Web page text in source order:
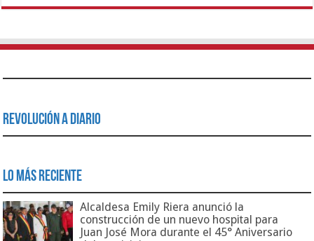
Revolución a Diario
Lo Más Reciente
Alcaldesa Emily Riera anunció la
construcción de un nuevo hospital para
Juan José Mora durante el 45° Aniversario